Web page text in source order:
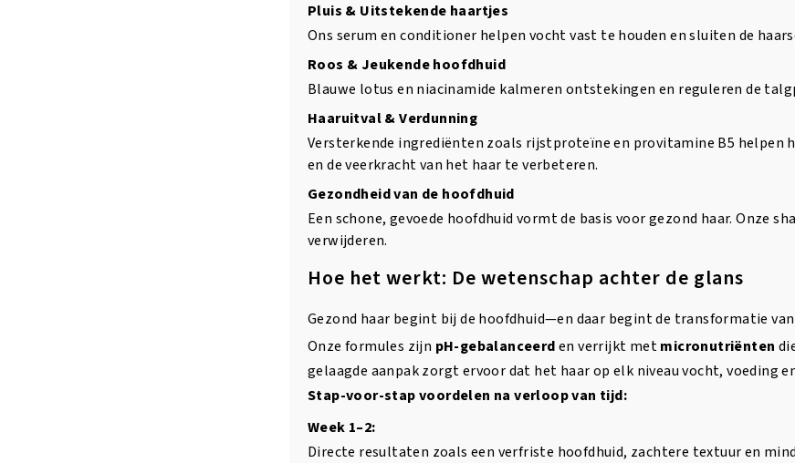
Pluis & Uitstekende haartjes
Ons serum en conditioner helpen vocht vast te houden en sluiten de
Roos & Jeukende hoofdhuid
Blauwe lotus en niacinamide kalmeren ontstekingen en reguleren de
Haaruitval & Verdunning
Versterkende ingrediënten zoals rijstproteïne en provitamine B5 helpen
en de veerkracht van het haar te verbeteren.
Gezondheid van de hoofdhuid
Een schone, gevoede hoofdhuid vormt de basis voor gezond haar. Onze
verwijderen.
Hoe het werkt: De wetenschap achter de glans
Gezond haar begint bij de hoofdhuid—en daar begint de transformatie van
Onze formules zijn pH-gebalanceerden verrijkt metmicronutriënten
gelaagde aanpak zorgt ervoor dat het haar op elk niveau vocht, voeding
Stap-voor-stap voordelen na verloop van tijd:
Week 1–2:
Directe resultaten zoals een verfriste hoofdhuid, zachtere textuur en